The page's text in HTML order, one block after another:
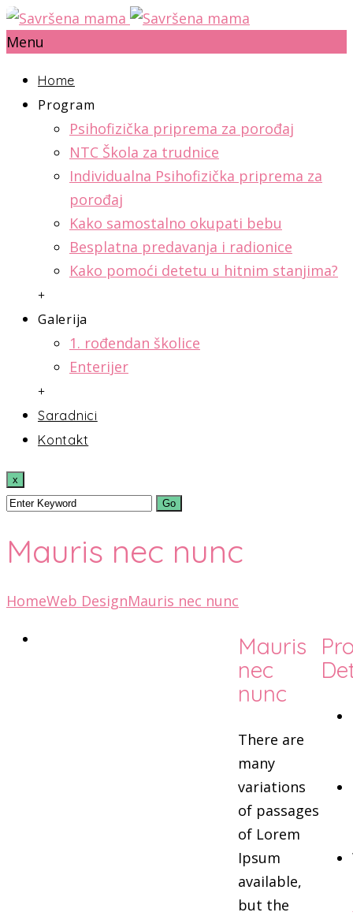
Menu
Home
Program
Psihofizička priprema za porođaj
NTC Škola za trudnice
Individualna Psihofizička priprema za
porođaj
Kako samostalno okupati bebu
Besplatna predavanja i radionice
Kako pomoći detetu u hitnim stanjima?
+
Galerija
1. rođendan školice
Enterijer
+
Saradnici
Kontakt
x
Mauris nec nunc
HomeWeb DesignMauris nec nunc
Mauris
nec
nunc
There are
many
variations
of passages
of Lorem
Ipsum
available,
but the